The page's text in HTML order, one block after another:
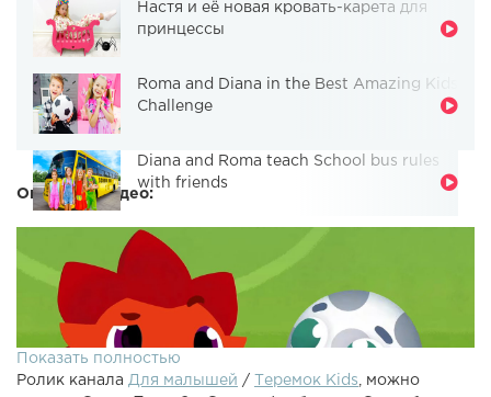
Настя и её новая кровать-карета для
принцессы
Roma and Diana in the Best Amazing Kids
Challenge
Diana and Roma teach School bus rules
with friends
Описание видео:
Показать полностью
Ролик канала Для малышей / Теремок Kids , можно